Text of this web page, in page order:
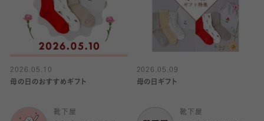
2026.05.10
母の日のおすすめギフト
靴下屋
2026.05.09
母の日ギフト
靴下屋